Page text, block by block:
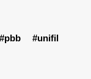
#pbb #unifil